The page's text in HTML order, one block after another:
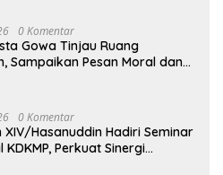
0 Komentar
Gowa Tinjau Ruang
Sampaikan Pesan Moral dan
0 Komentar
XIV/Hasanuddin Hadiri Seminar
KDKMP, Perkuat Sinergi